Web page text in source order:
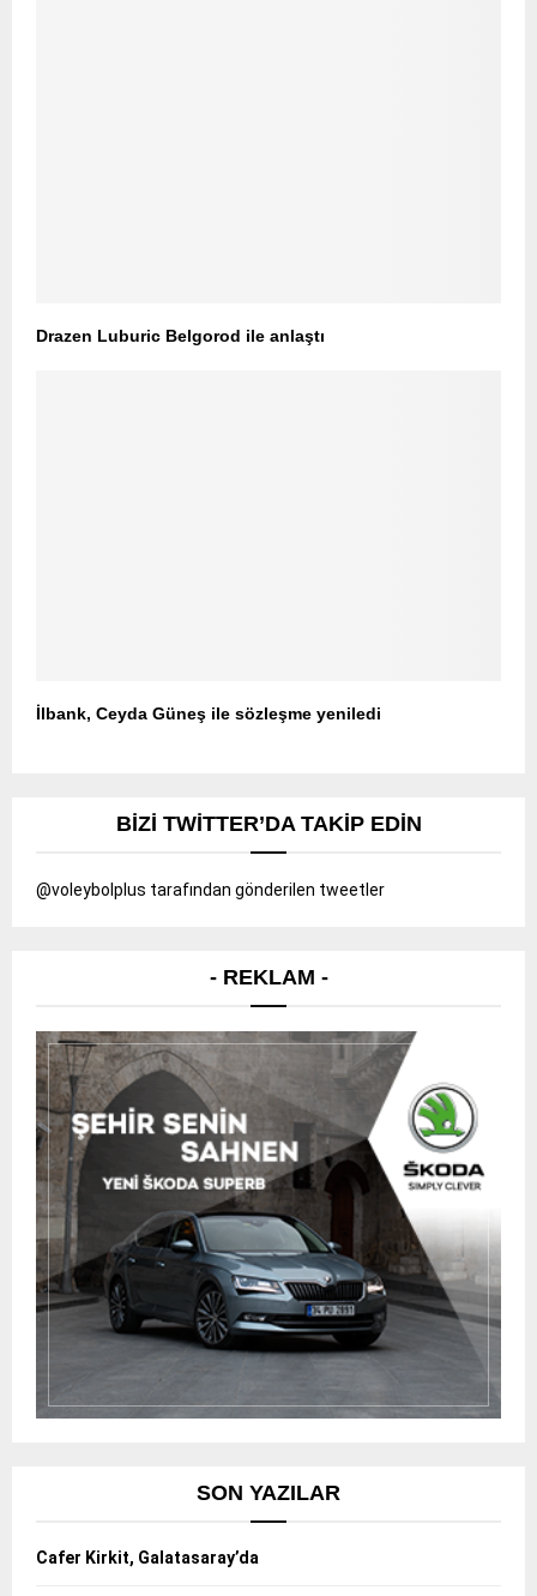
Drazen Luburic Belgorod ile anlaştı
İlbank, Ceyda Güneş ile sözleşme yeniledi
BIZI TWITTER’DA TAKIP EDIN
@voleybolplus tarafından gönderilen tweetler
- REKLAM -
SON YAZILAR
Cafer Kirkit, Galatasaray’da